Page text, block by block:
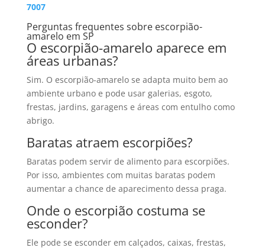
7007
Perguntas frequentes sobre escorpião-
amarelo em SP
O escorpião-amarelo aparece em
áreas urbanas?
Sim. O escorpião-amarelo se adapta muito bem ao
ambiente urbano e pode usar galerias, esgoto,
frestas, jardins, garagens e áreas com entulho como
abrigo.
Baratas atraem escorpiões?
Baratas podem servir de alimento para escorpiões.
Por isso, ambientes com muitas baratas podem
aumentar a chance de aparecimento dessa praga.
Onde o escorpião costuma se
esconder?
Ele pode se esconder em calçados, caixas, frestas,